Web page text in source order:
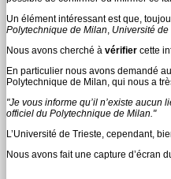
Un élément intéressant est que,
Polytechnique de Milan Université
Nous avons cherché à vérifier cette
En particulier nous avons demandé
Polytechnique de Milan, qui nous a
"Je vous informe qu’il n’existe
officiel du Polytechnique de Milan."
L’Université de Trieste, cependant,
Nous avons fait une capture d’écran